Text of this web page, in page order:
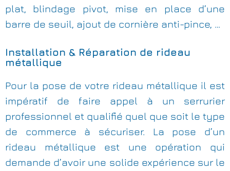
plat, blindage pivot, mise en place d’une
barre de seuil, ajout de cornière anti-pince, …
Installation & Réparation de rideau
métallique
Pour la pose de votre rideau métallique il est
impératif de faire appel à un serrurier
professionnel et qualifié quel que soit le type
de commerce à sécuriser. La pose d’un
rideau métallique est une opération qui
demande d’avoir une solide expérience sur le